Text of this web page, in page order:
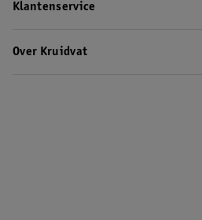
Klantenservice
Over Kruidvat